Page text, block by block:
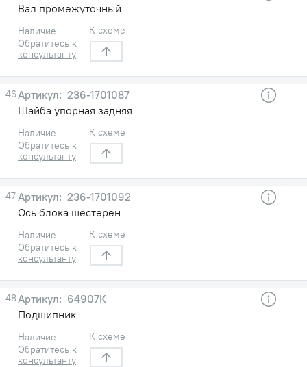
Вал промежуточный
Наличие
Обратитесь к
консультанту
К схеме
46
236-1701087
Шайба упорная задняя
Наличие
Обратитесь к
консультанту
К схеме
47
236-1701092
Ось блока шестерен
Наличие
Обратитесь к
консультанту
К схеме
48
64907К
Подшипник
Наличие
Обратитесь к
консультанту
К схеме